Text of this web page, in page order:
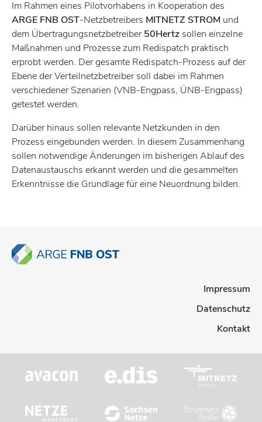
Im Rahmen eines Pilot­vor­ha­bens in Koope­ra­tion des
ARGE FNB OST-Netz­be­trei­bers MITNETZ STROM und
dem Über­tra­gungs­netz­be­treiber50Hertz sollen einzelne
Maßnahmen und Prozesse zum Redispatch prak­tisch
erprobt werden. Der gesamte Redispatch-Prozess auf der
Ebene der Verteil­netz­be­treiber soll dabei im Rahmen
verschie­dener Szena­rien (VNB-Engpass, ÜNB-Engpass)
getestet werden.
Darüber hinaus sollen rele­vante Netz­kunden in den
Prozess einge­bunden werden. In diesem Zusam­men­hang
sollen notwen­dige Ände­rungen im bishe­rigen Ablauf des
Daten­aus­tauschs erkannt werden und die gesam­melten
Erkennt­nisse die Grund­lage für eine Neuord­nung bilden.
Impressum
Datenschutz
Kontakt